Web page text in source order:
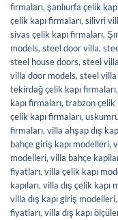
firmaları,şanlıurfa çelik
çelik kapı firmaları,silivri
sivas çelik kapı firmaları,
models,steel door villa,
steel house doors,steel
villa door models,steel villa
tekirdağ çelik kapı firmaları,
kapı firmaları,trabzon çelik
çelik kapı firmaları,
firmaları,villa ahşap dış
bahçe giriş kapı modelleri,
modelleri,villa bahçe
fiyatları,villa çelik kapı
kapıları,villa dış çelik kapı
villa dış kapı giriş modelleri,
fiyatları,villa dış kapı